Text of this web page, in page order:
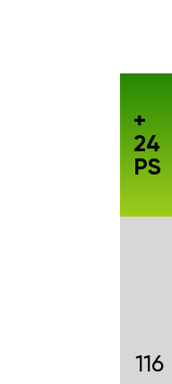
116
+
24
PS